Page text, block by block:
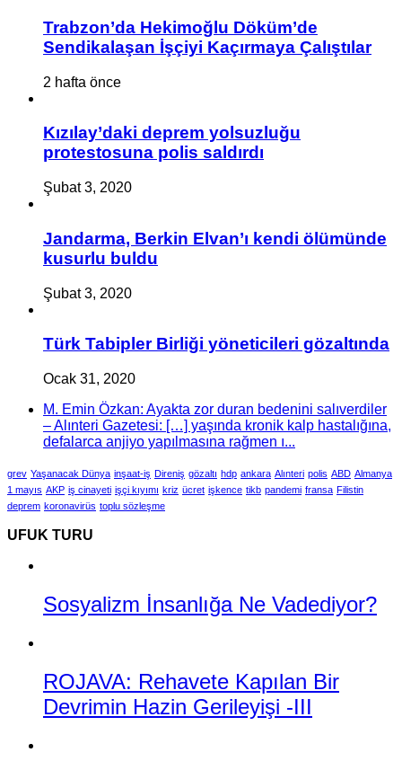
Trabzon’da Hekimoğlu Döküm’de
Sendikalaşan İşçiyi Kaçırmaya Çalıştılar
2 hafta önce
Kızılay’daki deprem yolsuzluğu
protestosuna polis saldırdı
Şubat 3, 2020
Jandarma, Berkin Elvan’ı kendi ölümünde
kusurlu buldu
Şubat 3, 2020
Türk Tabipler Birliği yöneticileri gözaltında
Ocak 31, 2020
M. Emin Özkan: Ayakta zor duran bedenini salıverdiler
– Alınteri Gazetesi: […] yaşında kronik kalp hastalığına,
defalarca anjiyo yapılmasına rağmen ı...
grev Yaşanacak Dünya inşaat-iş Direniş gözaltı hdp ankara Alınteri polis ABD Almanya
1 mayıs AKP iş cinayeti işçi kıyımı kriz ücret işkence tikb pandemi fransa Filistin
deprem koronavirüs toplu sözleşme
UFUK TURU
Sosyalizm İnsanlığa Ne Vadediyor?
ROJAVA: Rehavete Kapılan Bir
Devrimin Hazin Gerileyişi -III